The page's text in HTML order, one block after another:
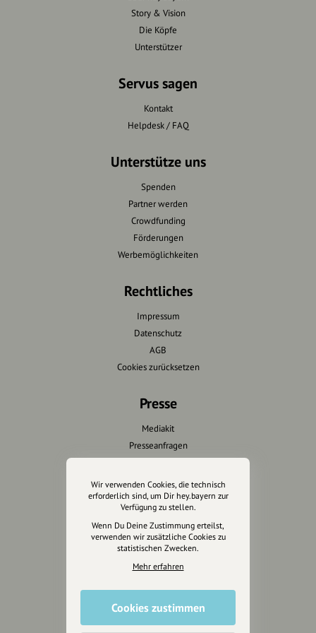
Story & Vision
Die Köpfe
Unterstützer
Servus sagen
Kontakt
Helpdesk / FAQ
Unterstütze uns
Spenden
Partner werden
Crowdfunding
Förderungen
Werbemöglichkeiten
Rechtliches
Impressum
Datenschutz
AGB
Cookies zurücksetzen
Presse
Mediakit
Presseanfragen
Wir unterstützen Euch
Fotografie & mehr
Marketing
Anakin Design
Wir verwenden Cookies, die technisch
erforderlich sind, um Dir hey.bayern zur
Verfügung zu stellen.
Wenn Du Deine Zustimmung erteilst,
verwenden wir zusätzliche Cookies zu
statistischen Zwecken.
Mehr erfahren
Cookies zustimmen